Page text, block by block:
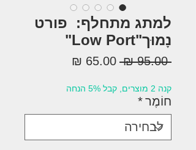
למתג מתחלף: פורט
נָמוּך"Low Port"
‏95.00 ‏₪
מחיר
קנה 2 מוצרים, קבל 5% הנחה
חוֹמֶר*